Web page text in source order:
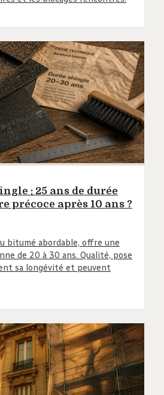
: 25 ans de durée
précoce après 10 ans ?
bitumé abordable, offre une
de 20 à 30 ans. Qualité, pose
sa longévité et peuvent